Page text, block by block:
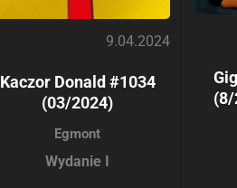
9.04.2024
Kaczor Donald #1034
(03/2024)
Egmont
Wydanie I
(8/